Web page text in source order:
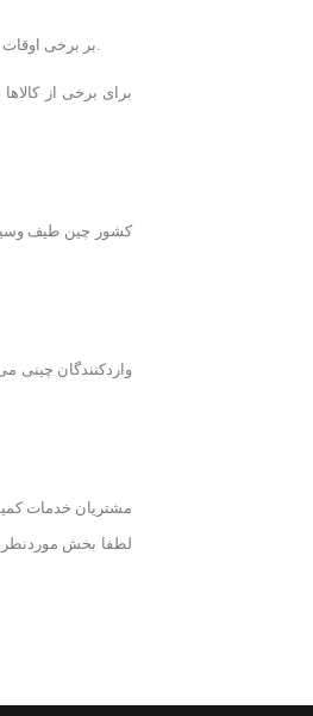
بر برخی اوقات چین گواهی کانادایی را میپذیرد. (به عنوان مثال توسط سازمان استاندارد کانادا یا سازمان بازرسی مواد غذایی کانادا). در سایر موارد، بازرسی باید در چین انجام شود تا گواهی لازم بدست آید.
کشور چین طیف
واردکنندگان چینی
مشتریان خدمات
لطفا بخش موردنطر